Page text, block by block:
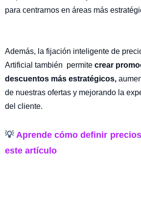
para centrarnos en áreas más
Además, la fijación inteligente de
Artificial también permite crear
descuentos más estratégicos,
de nuestras ofertas y mejorando la
del cliente.
💡 Aprende cómo definir
este artículo